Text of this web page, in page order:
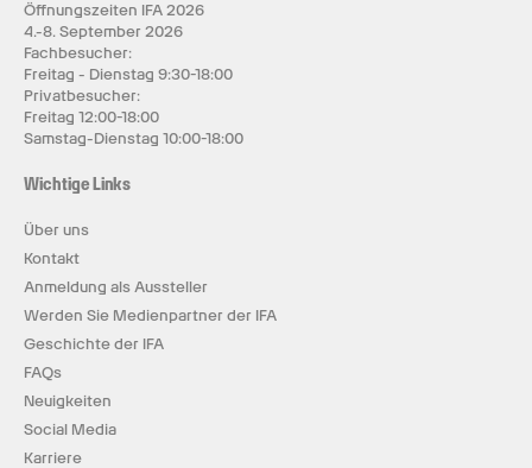
Öffnungszeiten IFA 2026
4.-8. September 2026
Fachbesucher:
Freitag - Dienstag 9:30-18:00
Privatbesucher:
Freitag 12:00-18:00
Samstag-Dienstag 10:00-18:00
Wichtige Links
Über uns
Kontakt
Anmeldung als Aussteller
Werden Sie Medienpartner der IFA
Geschichte der IFA
FAQs
Neuigkeiten
Social Media
Karriere